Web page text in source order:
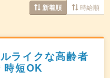
新着順 時給順
ライクな高齢者
時短OK